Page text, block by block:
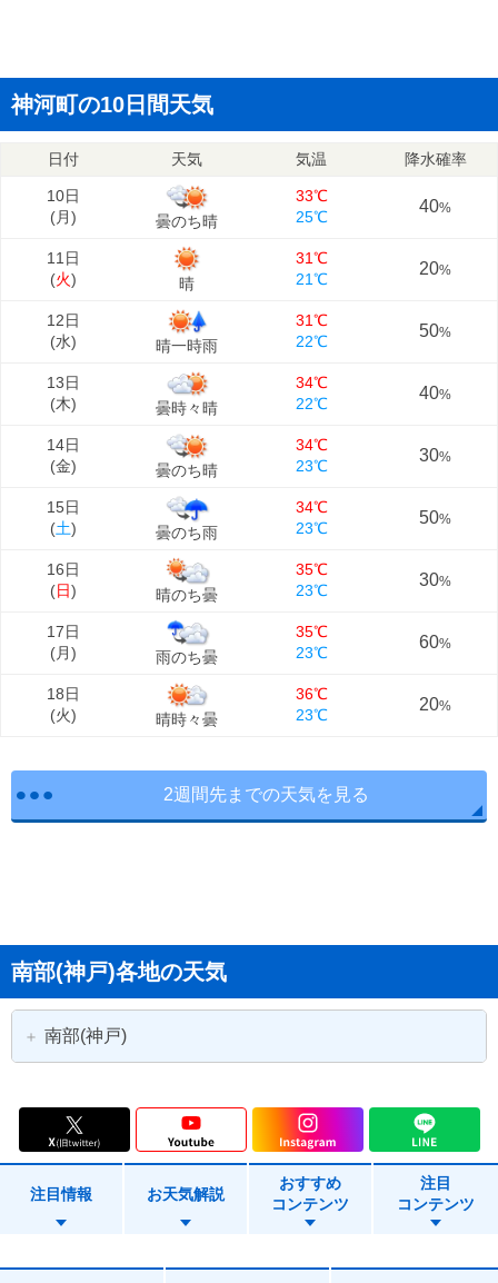
神河町の10日間天気
日付 天気 気温 降水確率
10日
(月) 曇のち晴
33℃
25℃
40%
11日
(火) 晴
31℃
21℃
20%
12日
(水) 晴一時雨
31℃
22℃
50%
13日
(木) 曇時々晴
34℃
22℃
40%
14日
(金) 曇のち晴
34℃
23℃
30%
15日
(土) 曇のち雨
34℃
23℃
50%
16日
(日) 晴のち曇
35℃
23℃
30%
17日
(月) 雨のち曇
35℃
23℃
60%
18日
(火) 晴時々曇
36℃
23℃
20%
2週間先までの天気を見る
南部(神戸)各地の天気
南部(神戸)
神戸市灘区 神戸市兵庫区
神戸市長田区 神戸市須磨区
注目情報 お天気解説
おすすめ
コンテンツ
注目
コンテンツ